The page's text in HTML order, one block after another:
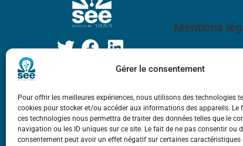
Gérer le consentement
Pour offrir les meilleures expériences, nous utilisons des technologies
cookies pour stocker et/ou accéder aux informations des appareils. Le
ces technologies nous permettra de traiter des données telles que le
navigation ou les ID uniques sur ce site. Le fait de ne pas consentir ou
consentement peut avoir un effet négatif sur certaines caractéristiques
Mentions